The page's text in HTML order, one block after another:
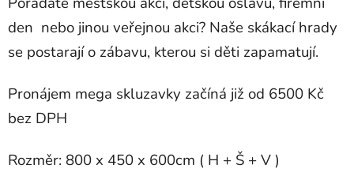
den nebo jinou veřejnou akci? Naše skákací hrady
se postarají o zábavu, kterou si děti zapamatují.
Pronájem mega skluzavky začíná již od 6500 Kč
bez DPH
Rozměr: 800 x 450 x 600cm ( H + Š + V )